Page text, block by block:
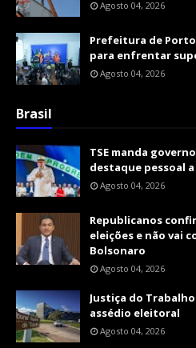
Agosto 04, 2026
Prefeitura de
para enfrentar
Agosto 04, 2026
Brasil
TSE manda
destaque pessoal
Agosto 04, 2026
Republicanos
eleições e não vai
Bolsonaro
Agosto 04, 2026
Justiça do
assédio eleitoral
Agosto 04, 2026